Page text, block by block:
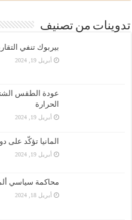
تدوينات من تصنيف
بيربوك تنفي
أبريل 19, 2024
عودة الطقس
الحرارة
أبريل 19, 2024
المانيا تؤكّد
أبريل 19, 2024
محاكمة سياسي
أبريل 18, 2024